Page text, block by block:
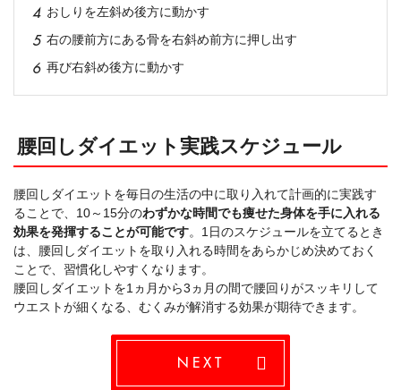
おしりを左斜め後方に動かす
右の腰前方にある骨を右斜め前方に押し出す
再び右斜め後方に動かす
腰回しダイエット実践スケジュール
腰回しダイエットを毎日の生活の中に取り入れて計画的に実践す
ることで、10～15分のわずかな時間でも痩せた身体を手に入れる
効果を発揮することが可能です。1日のスケジュールを立てるとき
は、腰回しダイエットを取り入れる時間をあらかじめ決めておく
ことで、習慣化しやすくなります。
腰回しダイエットを1ヵ月から3ヵ月の間で腰回りがスッキリして
ウエストが細くなる、むくみが解消する効果が期待できます。
NEXT